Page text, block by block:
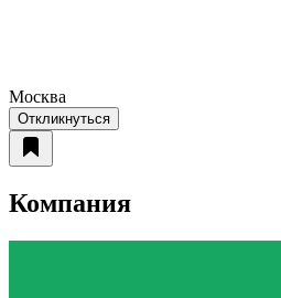
Москва
Откликнуться
Компания